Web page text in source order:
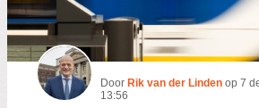
Door Rik van der Linden op 7
13:56